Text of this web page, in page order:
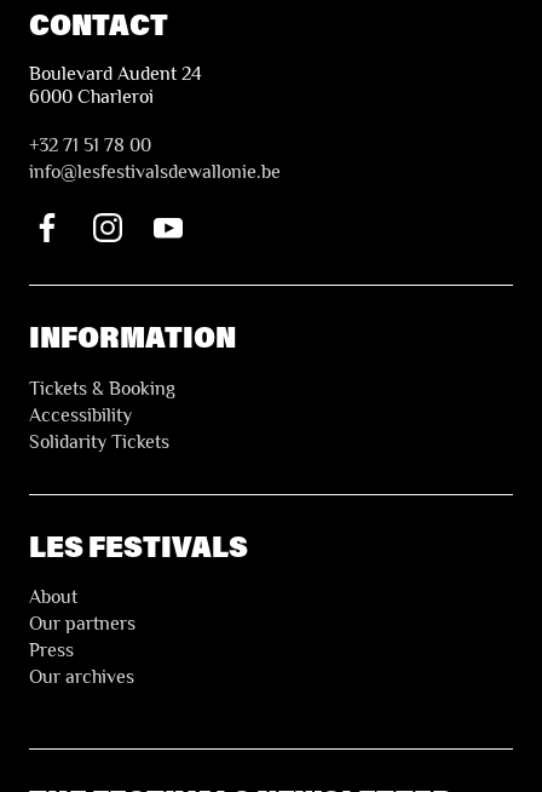
CONTACT
Boulevard Audent 24
6000 Charleroi
+32 71 51 78 00
info@lesfestivalsdewallonie.be
INFORMATION
Tickets & Booking
Accessibility
Solidarity Tickets
LES FESTIVALS
About
Our partners
Press
Our archives